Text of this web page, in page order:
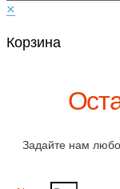
×
Корзина
Задайте нам